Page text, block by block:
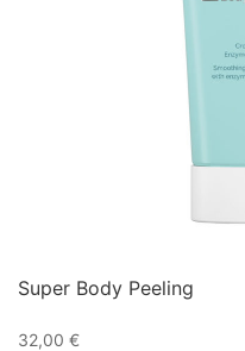
Super Body Peeling
32,00 €